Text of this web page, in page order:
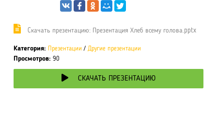
Cкачать презентацию: Презентация Хлеб всему голова.pptx
Категория: Презентации / Другие презентации
Просмотров: 90
СКАЧАТЬ ПРЕЗЕНТАЦИЮ